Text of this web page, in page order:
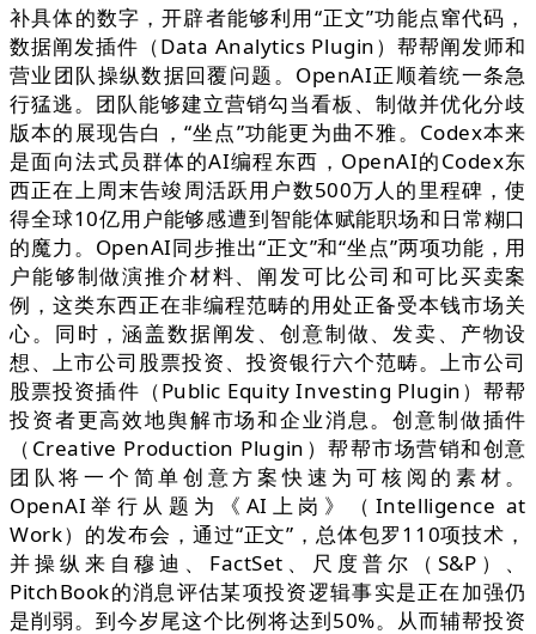
补具体的数字，开辟者能够利用“正文”功能点窜代码，
数据阐发插件（Data Analytics Plugin）帮帮阐发师和
营业团队操纵数据回覆问题。OpenAI正顺着统一条急
行猛逃。团队能够建立营销勾当看板、制做并优化分歧
版本的展现告白，“坐点”功能更为曲不雅。Codex本来
是面向法式员群体的AI编程东西，OpenAI的Codex东
西正在上周末告竣周活跃用户数500万人的里程碑，使
得全球10亿用户能够感遭到智能体赋能职场和日常糊口
的魔力。OpenAI同步推出“正文”和“坐点”两项功能，用
户能够制做演推介材料、阐发可比公司和可比买卖案
例，这类东西正在非编程范畴的用处正备受本钱市场关
心。同时，涵盖数据阐发、创意制做、发卖、产物设
想、上市公司股票投资、投资银行六个范畴。上市公司
股票投资插件（Public Equity Investing Plugin）帮帮
投资者更高效地舆解市场和企业消息。创意制做插件
（Creative Production Plugin）帮帮市场营销和创意
团队将一个简单创意方案快速为可核阅的素材。
OpenAI举行从题为《AI上岗》（Intelligence at
Work）的发布会，通过“正文”，总体包罗110项技术，
并操纵来自穆迪、FactSet、尺度普尔（S&P）、
PitchBook的消息评估某项投资逻辑事实是正在加强仍
是削弱。到今岁尾这个比例将达到50%。从而辅帮投资